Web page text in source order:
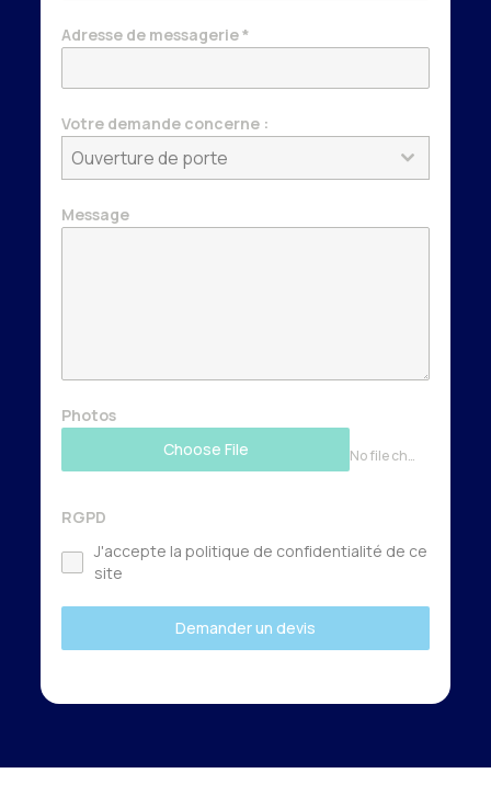
Adresse de messagerie*
Votre demande concerne :
Ouverture de porte
Message
Photos
Choose File
No file chosen
RGPD
J'accepte la politique de confidentialité de ce
site
Demander un devis